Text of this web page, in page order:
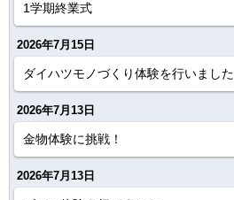
1学期終業式
2026年7月15日
ダイハツモノづくり体験を行いました
2026年7月13日
金物体験に挑戦！
2026年7月13日